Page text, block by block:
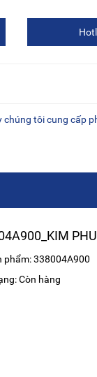
tôi cung cấp phụ
phẩm: 338004A900
Còn hàng